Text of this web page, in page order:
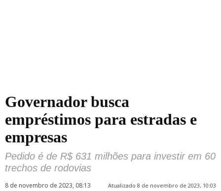
Governador busca
empréstimos para estradas e
empresas
Pedido é de R$ 631 milhões para investir em 60
trechos de rodovias
8 de novembro de 2023, 08:13 Atualizado 8 de novembro de 2023, 10:03